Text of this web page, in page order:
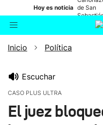
Hoy es noticia de San
Buscador
Inicio Política
Escuchar
CASO PLUS ULTRA
El juez